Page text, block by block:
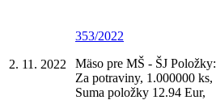
2. 11. 2022
353/2022
Mäso pre MŠ - ŠJ Položky:
Za potraviny, 1.000000 ks,
Suma položky 12.94 Eur,